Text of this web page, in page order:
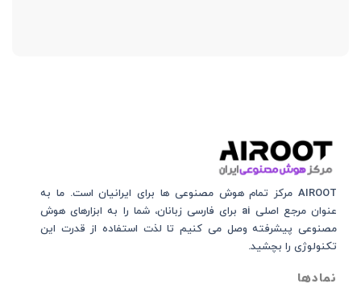
AIROOT مرکز تمام هوش مصنوعی‌‌‌ ها برای ایرانیان است. ما به
عنوان مرجع اصلی ai برای فارسی زبانان، شما را به ابزارهای هوش
مصنوعی پیشرفته وصل می کنیم تا لذت استفاده از قدرت این
تکنولوژی را بچشید.
نمادها